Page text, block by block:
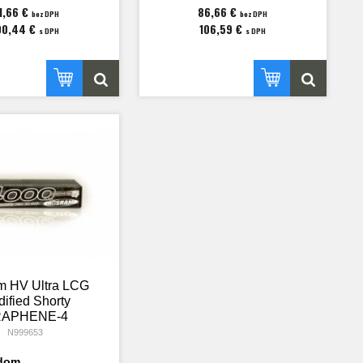
€ bez DPH
€ s DPH
86,66 €bez DPH
106,59 € s DPH
HV Ultra LCG
Shorty
4
Hardcase
N999653